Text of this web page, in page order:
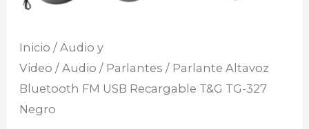
Inicio / Audio y
Video / Audio / Parlantes / Parlante Altavoz
Bluetooth FM USB Recargable T&G TG-327
Negro